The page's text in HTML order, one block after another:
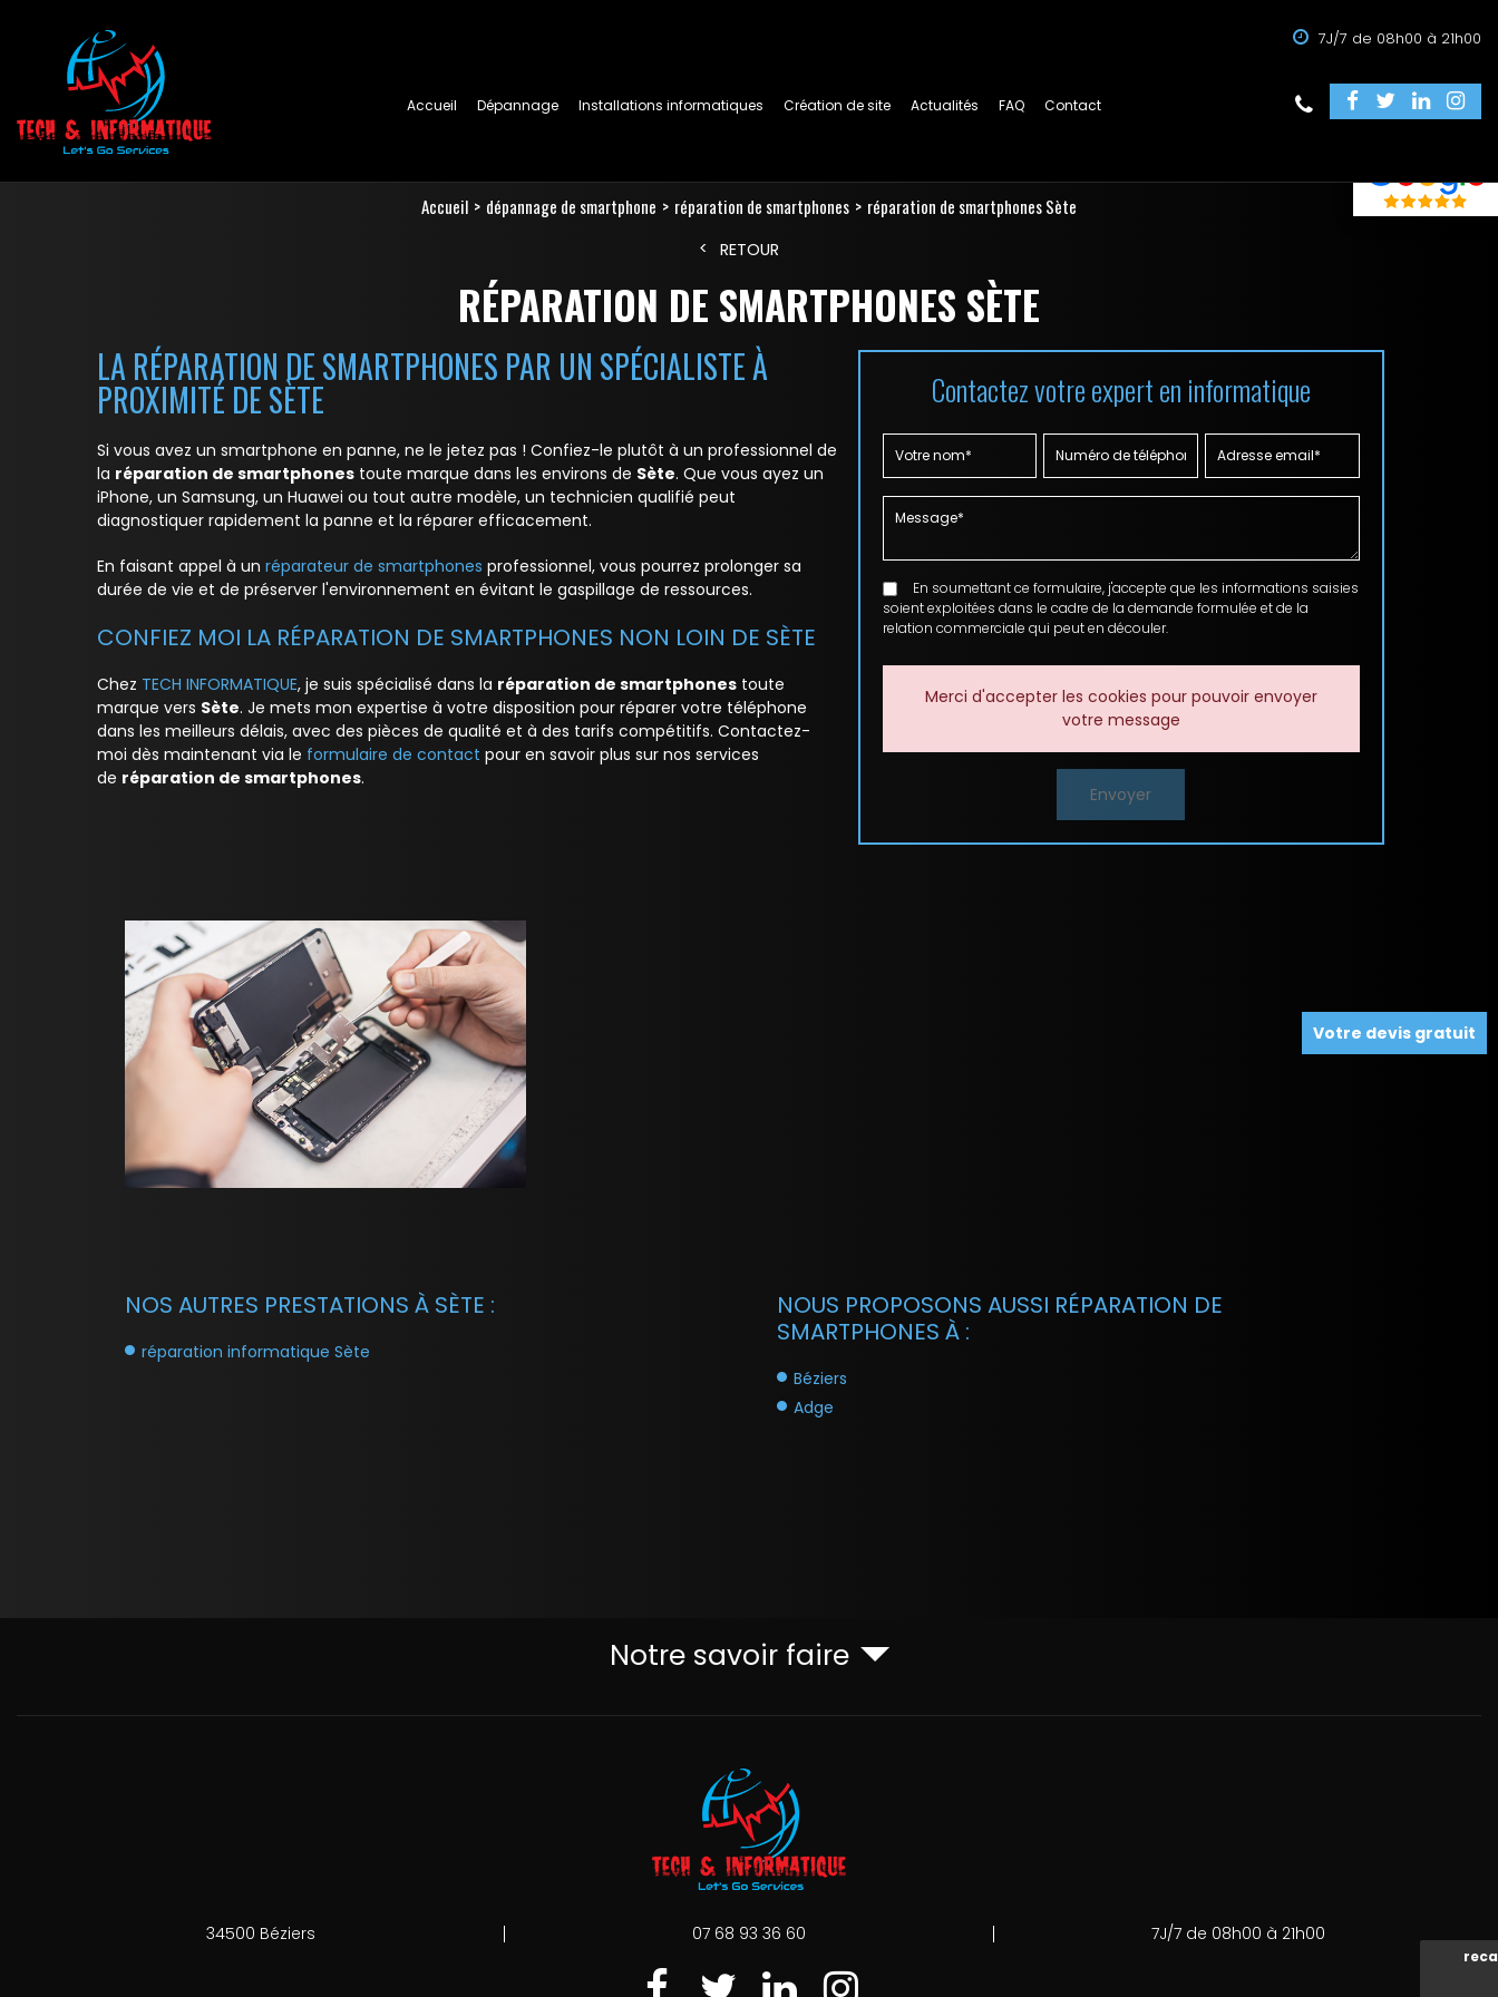
7J/7 de 08h00 à 21h00
Accueil Dépannage Installations informatiques Création de site Actualités FAQ Contact
Accueil dépannage de smartphone réparation de smartphones réparation de smartphones Sète
RETOUR
RÉPARATION DE SMARTPHONES SÈTE
LA RÉPARATION DE SMARTPHONES PAR UN SPÉCIALISTE À
PROXIMITÉ DE SÈTE
Si vous avez un smartphone en panne, ne le jetez pas ! Confiez-le plutôt à un professionnel de
la réparation de smartphones toute marque dans les environs de Sète. Que vous ayez un
iPhone, un Samsung, un Huawei ou tout autre modèle, un technicien qualifié peut
diagnostiquer rapidement la panne et la réparer efficacement.
En faisant appel à un réparateur de smartphones professionnel, vous pourrez prolonger sa
durée de vie et de préserver l'environnement en évitant le gaspillage de ressources.
CONFIEZ MOI LA RÉPARATION DE SMARTPHONES NON LOIN DE SÈTE
Chez TECH INFORMATIQUE, je suis spécialisé dans la réparation de smartphones toute
marque vers Sète. Je mets mon expertise à votre disposition pour réparer votre téléphone
dans les meilleurs délais, avec des pièces de qualité et à des tarifs compétitifs. Contactez-
moi dès maintenant via le formulaire de contact pour en savoir plus sur nos services
de réparation de smartphones.
Contactez votre expert en informatique
En soumettant ce formulaire, j'accepte que les informations saisies
soient exploitées dans le cadre de la demande formulée et de la
relation commerciale qui peut en découler.
Merci d'accepter les cookies pour pouvoir envoyer
votre message
NOS AUTRES PRESTATIONS À SÈTE :
réparation informatique Sète
NOUS PROPOSONS AUSSI RÉPARATION DE
SMARTPHONES À :
Béziers
Adge
Votre devis gratuit
Notre savoir faire
34500 Béziers 07 68 93 36 60 7J/7 de 08h00 à 21h00